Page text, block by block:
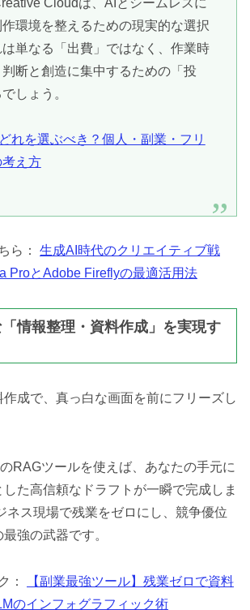
環境を整えるための現実的な選択
単なる「出費」ではなく、作業時
断と創造に集中するための「投
しょう。
れを選ぶべき？個人・副業・フリ
え方
ら： 生成AI時代のクリエイティブ戦
ProとAdobe Fireflyの最適活用法
情報整理・資料作成」を実現す
成で、真っ白な画面を前にフリーズし
RAGツールを使えば、あなたの手元に
た高信頼なドラフトが一瞬で完成しま
ネス現場で残業をゼロにし、競争優位
強の武器です。
：
【副業最強ツール】残業ゼロで資料
のインフォグラフィック術